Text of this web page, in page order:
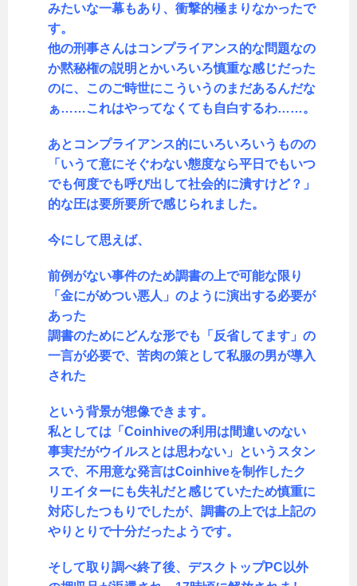
みたいな一幕もあり、衝撃的極まりなかったで
す。
他の刑事さんはコンプライアンス的な問題なの
か黙秘権の説明とかいろいろ慎重な感じだった
のに、このご時世にこういうのまだあるんだな
ぁ……これはやってなくても自白するわ……。
あとコンプライアンス的にいろいろいうものの
「いうて意にそぐわない態度なら平日でもいつ
でも何度でも呼び出して社会的に潰すけど？」
的な圧は要所要所で感じられました。
今にして思えば、
前例がない事件のため調書の上で可能な限り
「金にがめつい悪人」のように演出する必要が
あった
調書のためにどんな形でも「反省してます」の
一言が必要で、苦肉の策として私服の男が導入
された
という背景が想像できます。
私としては「Coinhiveの利用は間違いのない
事実だがウイルスとは思わない」というスタン
スで、不用意な発言はCoinhiveを制作したク
リエイターにも失礼だと感じていたため慎重に
対応したつもりでしたが、調書の上では上記の
やりとりで十分だったようです。
そして取り調べ終了後、デスクトップPC以外